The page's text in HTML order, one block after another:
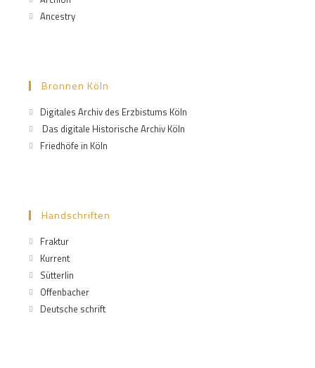
Ancestry
Bronnen Köln
Digitales Archiv des Erzbistums Köln
Das digitale Historische Archiv Köln
Friedhöfe in Köln
Handschriften
Fraktur
Kurrent
Sütterlin
Offenbacher
Deutsche schrift